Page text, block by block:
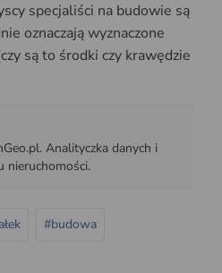
specjaliści na budowie są
oznaczają wyznaczone
są to środki czy krawędzie
Analityczka danych i
nieruchomości.
#budowa